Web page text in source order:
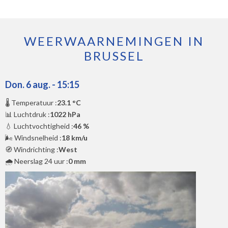
WEERWAARNEMINGEN IN
BRUSSEL
Don. 6 aug. - 15:15
🌡️ Temperatuur :23.1 °C
📊 Luchtdruk :1022 hPa
💧 Luchtvochtigheid :46 %
🌬️ Windsnelheid :18 km/u
🧭 Windrichting :West
🌧️ Neerslag 24 uur :0 mm